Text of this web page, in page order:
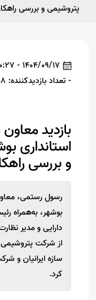
پتروشیمی و بررسی
1404/09/17 - 00:27
- تعداد بازدیدکننده: 208
بازدید
استانداری
و بررسی
رسول رستمی،
بوشهر، به‌همراه
دارایی و مدیر
از شرکت
سازه ایرانیان و
کرد.